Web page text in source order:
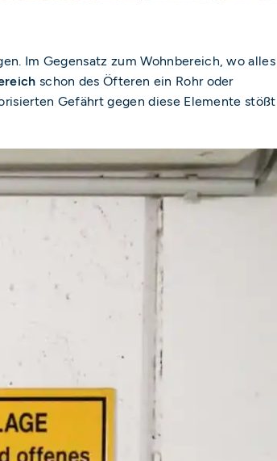
Im Gegensatz zum Wohnbereich, wo alles
schon des Öfteren ein Rohr oder
Gefährt gegen diese Elemente stößt